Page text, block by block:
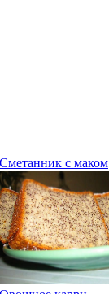
Сметанник с маком